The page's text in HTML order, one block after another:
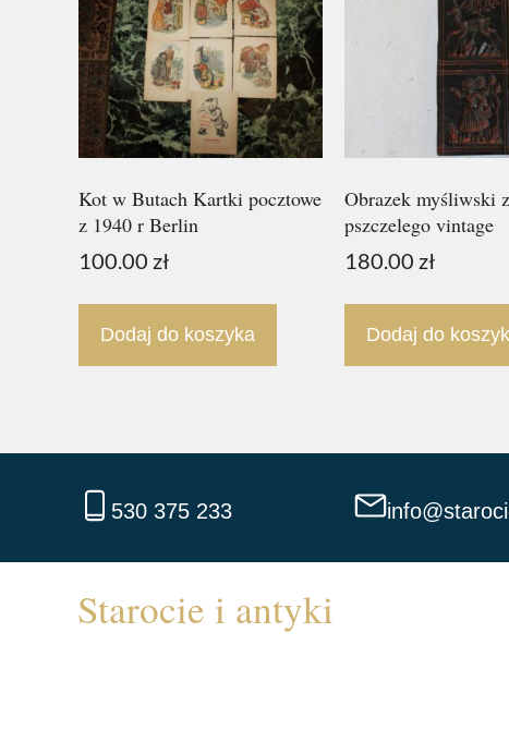
Kot w Butach Kartki pocztowe
z 1940 r Berlin
100.00 zł
Dodaj do koszyka
Obrazek myśliwski
pszczelego vintage
180.00 zł
Dodaj do
530 375 233